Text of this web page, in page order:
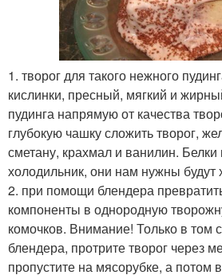
1. творог для такого нежного
кислинки, пресный, мягкий и
пудинга напрямую от качества
глубокую чашку сложить творог,
сметану, крахмал и ванилин. Белки
холодильник, они нам нужны
2. при помощи блендера
компоненты в однородную
комочков. Внимание! Только в том
блендера, протрите творог через
пропустите на мясорубке, а потом